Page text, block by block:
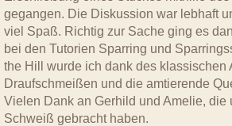
gegangen. Die Diskussion war lebhaft
viel Spaß. Richtig zur Sache ging es
bei den Tutorien Sparring und
the Hill wurde ich dank des klassischen
Draufschmeißen und die amtierende
Vielen Dank an Gerhild und Amelie, die
Schweiß gebracht haben.